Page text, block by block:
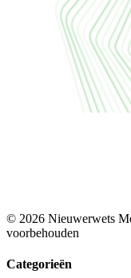
© 2026 Nieuwerwets
voorbehouden
Categorieën